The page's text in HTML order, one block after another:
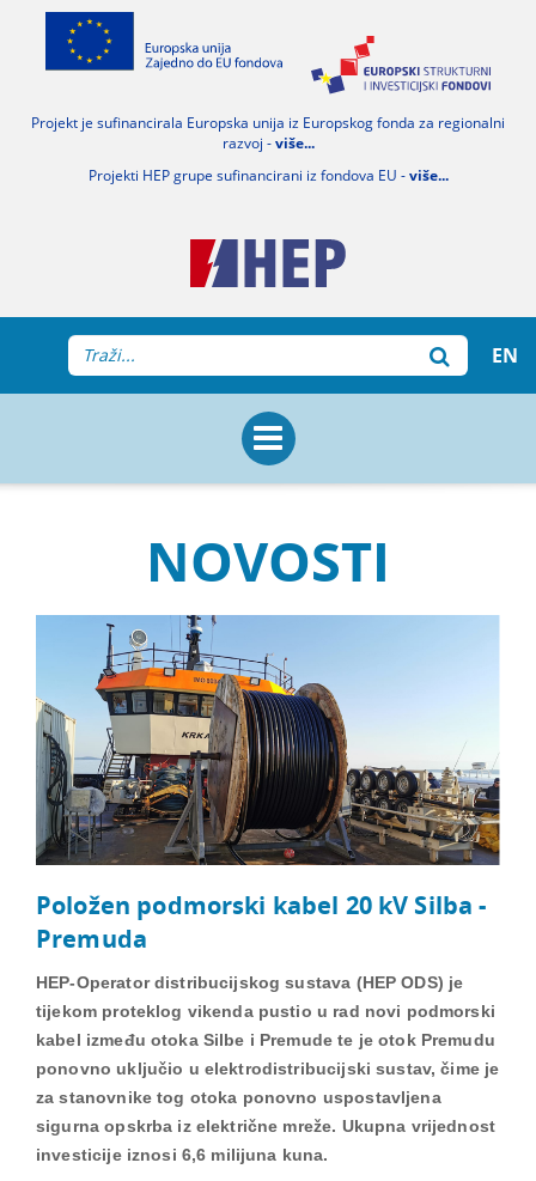
Projekt je sufinancirala Europska unija iz Europskog fonda za regionalni
razvoj -više...
Projekti HEP grupe sufinancirani iz fondova EU -više...
EN
NOVOSTI
Položen podmorski kabel 20 kV Silba -
Premuda
HEP-Operator distribucijskog sustava (HEP ODS) je
tijekom proteklog vikenda pustio u rad novi podmorski
kabel između otoka Silbe i Premude te je otok Premudu
ponovno uključio u elektrodistribucijski sustav, čime je
za stanovnike tog otoka ponovno uspostavljena
sigurna opskrba iz električne mreže. Ukupna vrijednost
investicije iznosi 6,6 milijuna kuna.